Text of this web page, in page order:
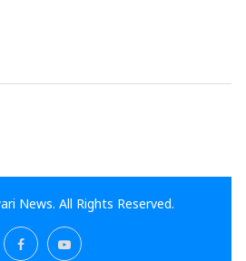
News. All Rights Reserved.